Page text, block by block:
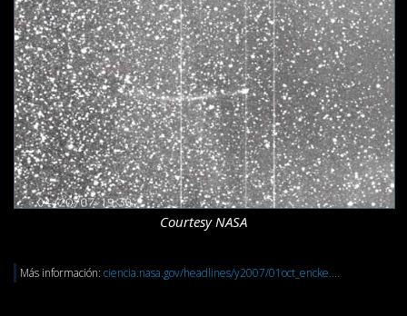
Courtesy NASA
Más información: ciencia.nasa.gov/headlines/y2007/01oct_encke....